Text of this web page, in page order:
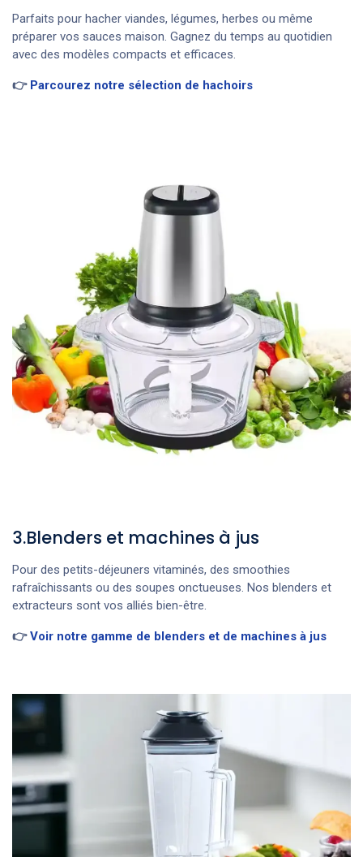
Parfaits pour hacher viandes, légumes, herbes ou même
préparer vos sauces maison. Gagnez du temps au quotidien
avec des modèles compacts et efficaces.
👉 Parcourez notre sélection de hachoirs
3.Blenders et machines à jus
Pour des petits-déjeuners vitaminés, des smoothies
rafraîchissants ou des soupes onctueuses. Nos blenders et
extracteurs sont vos alliés bien-être.
👉Voir notre gamme de blenders et de machines à jus